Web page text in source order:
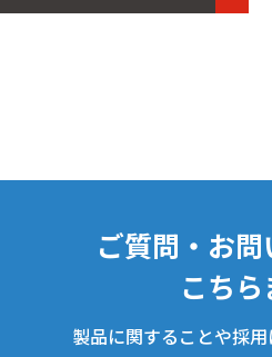
ご質問・お
こち
製品に関することや採用